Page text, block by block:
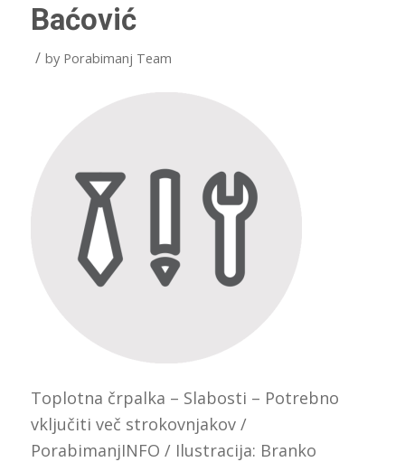
Baćović
/ by Porabimanj Team
Toplotna črpalka – Slabosti – Potrebno
vključiti več strokovnjakov /
PorabimanjINFO / Ilustracija: Branko